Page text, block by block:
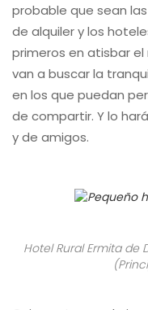
probable que sean
de alquiler y los
primeros en atisbar
van a buscar la
en los que puedan
de compartir. Y lo
y de amigos.
Hotel Rural Ermita de